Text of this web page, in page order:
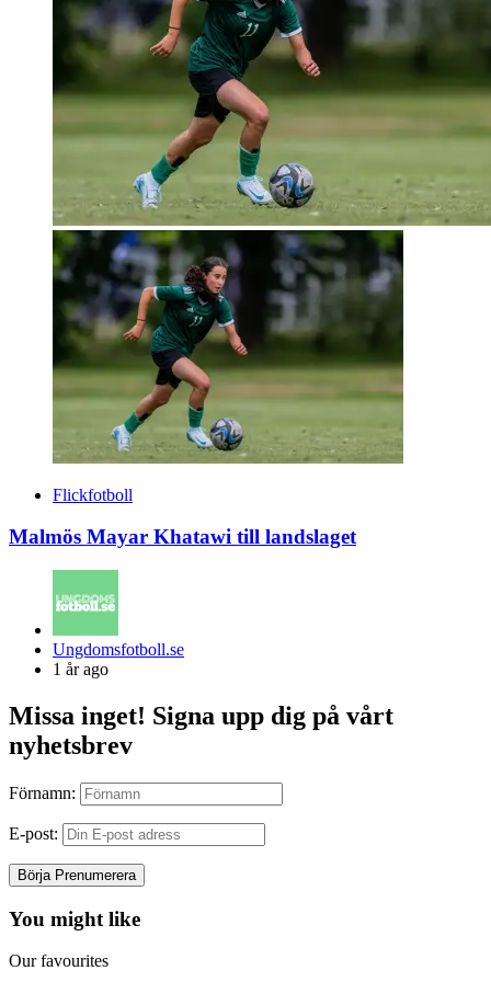
Flickfotboll
Malmös Mayar Khatawi till landslaget
Posted
by
Ungdomsfotboll.se
1 år ago
Missa inget! Signa upp dig på vårt
nyhetsbrev
Förnamn:
E-post:
You might like
Our favourites